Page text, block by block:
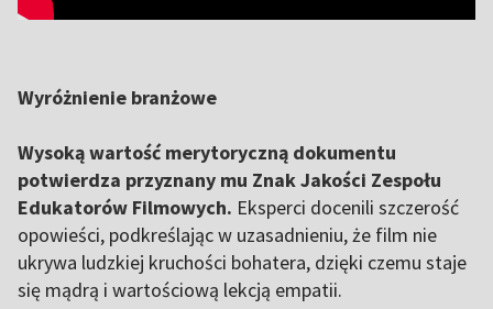
Wyróżnienie branżowe
Wysoką wartość merytoryczną dokumentu
potwierdza przyznany mu Znak Jakości Zespołu
Edukatorów Filmowych. Eksperci docenili szczerość
opowieści, podkreślając w uzasadnieniu, że film nie
ukrywa ludzkiej kruchości bohatera, dzięki czemu staje
się mądrą i wartościową lekcją empatii.